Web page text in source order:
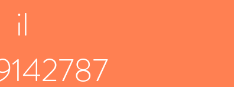
il